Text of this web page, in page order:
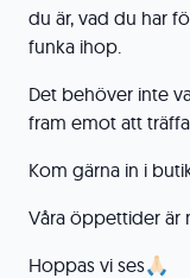
du är, vad du har
funka ihop.
Det behöver inte
fram emot att
Kom gärna in i
Våra öppettider är
Hoppas vi ses🙏🏻